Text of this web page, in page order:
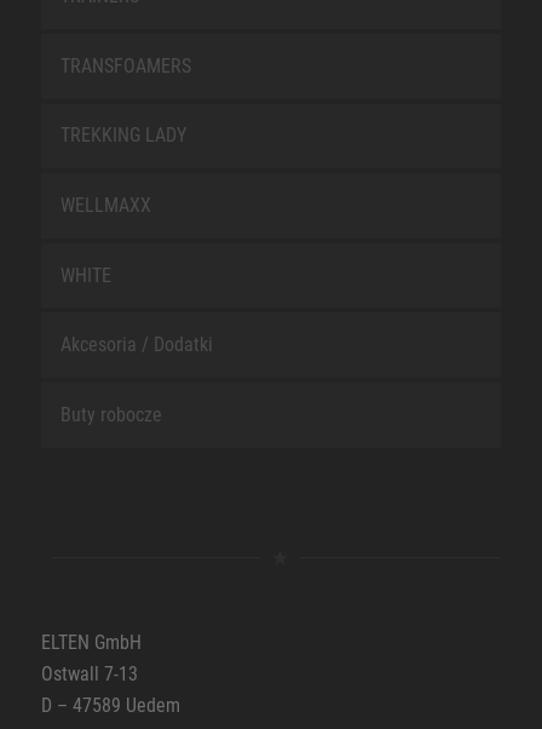
TRANSFOAMERS
TREKKING LADY
WELLMAXX
WHITE
Akcesoria / Dodatki
Buty robocze
ELTEN GmbH
Ostwall 7-13
D – 47589 Uedem